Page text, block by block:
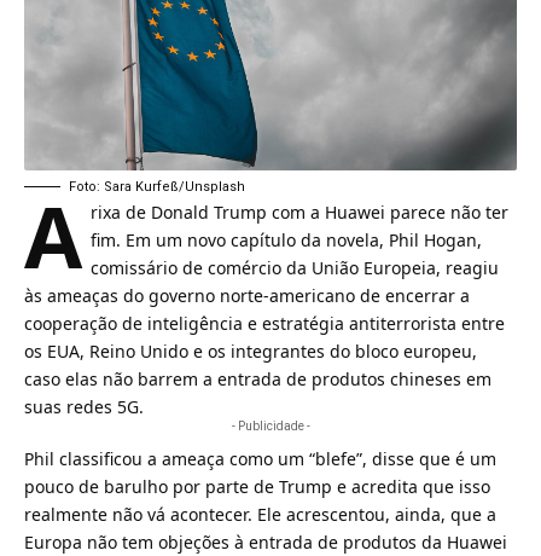
Foto: Sara Kurfeß/Unsplash
A rixa de Donald Trump com a Huawei parece não ter
fim. Em um novo capítulo da novela, Phil Hogan,
comissário de comércio da União Europeia, reagiu
às ameaças do governo norte-americano de encerrar a
cooperação de inteligência e estratégia antiterrorista entre
os EUA, Reino Unido e os integrantes do bloco europeu,
caso elas não barrem a entrada de produtos chineses em
suas redes 5G.
- Publicidade -
Phil classificou a ameaça como um “blefe”, disse que é um
pouco de barulho por parte de Trump e acredita que isso
realmente não vá acontecer. Ele acrescentou, ainda, que a
Europa não tem objeções à entrada de produtos da Huawei